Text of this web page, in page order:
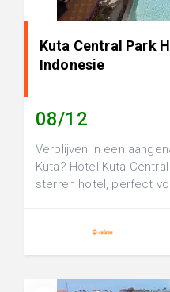
Kuta Central Park
Indonesie
08/12
Verblijven in een
Kuta? Hotel Kuta
sterren hotel, perfect